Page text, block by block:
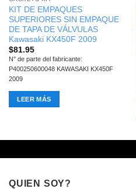
KIT DE EMPAQUES
SUPERIORES SIN EMPAQUE
DE TAPA DE VÁLVULAS
Kawasaki KX450F 2009
$81.95
N° de parte del fabricante:
P400250600048 KAWASAKI KX450F
2009
LEER MÁS
QUIEN SOY?